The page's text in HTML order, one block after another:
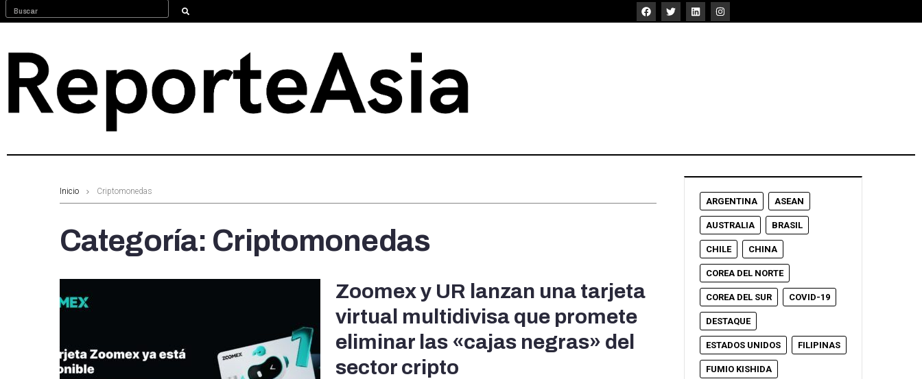
Inicio Criptomonedas
Categoría: Criptomonedas
Zoomex y UR lanzan una tarjeta
virtual multidivisa que promete
eliminar las «cajas negras» del
sector cripto
ARGENTINA ASEAN
AUSTRALIA BRASIL
CHILE CHINA
COREA DEL NORTE
COREA DEL SUR COVID-19
DESTAQUE
ESTADOS UNIDOS FILIPINAS
FUMIO KISHIDA